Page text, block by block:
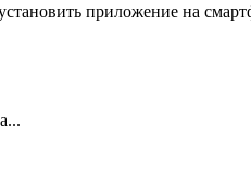
приложение на